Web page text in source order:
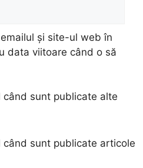
și site-ul web în
data viitoare când o să
sunt publicate alte
sunt publicate articole